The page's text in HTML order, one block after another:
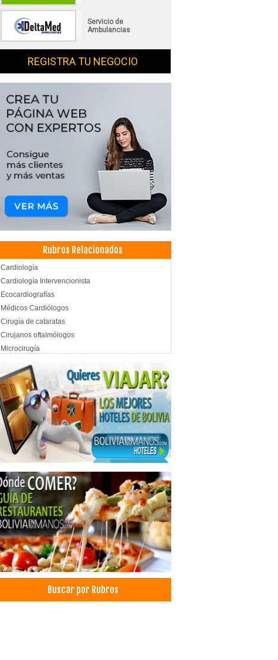
Servicio de
Ambulancias
REGISTRA TU NEGOCIO
Rubros Relacionados
Cardiología
Cardiología Intervencionista
Ecocardiografías
Médicos Cardiólogos
Cirugía de cataratas
Cirujanos oftalmólogos
Microcirugía
Oftalmología
Oculistas
Dentistas
Endodoncia
Médicos Odontólogos
Ortodoncia
Odontología
Consultorio Dental
Cirujano dental
Médicos Reumatólogos
Profesionales
Constructoras
Empresas de Construcción
Construcciones
Construcción de Edificios
Edificaciones
Salud: HospitalesBuscar por Rubros